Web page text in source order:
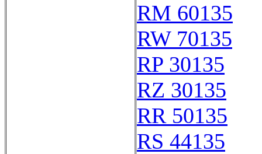
RM 60135
RW 70135
RP 30135
RZ 30135
RR 50135
RS 44135